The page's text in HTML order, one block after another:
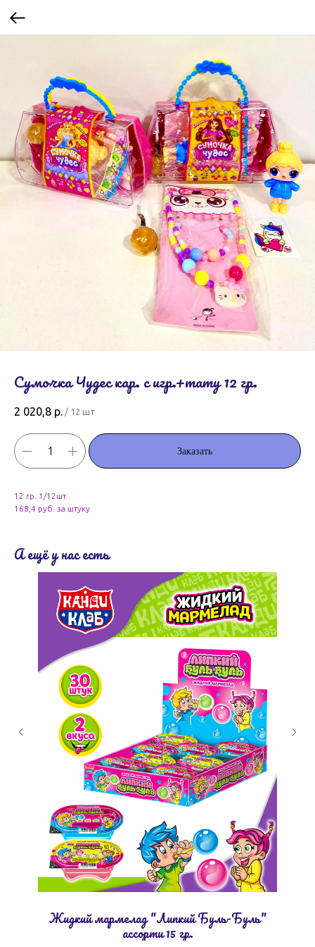
Сумочка Чудес кар. с игр.+тату 12 гр.
2 020,8 р. / 12 шт
Заказать
12 гр. 1/12шт
168,4 руб. за штуку
А ещё у нас есть
Жидкий мармелад "Липкий Буль-Буль"
ассорти 15 гр.